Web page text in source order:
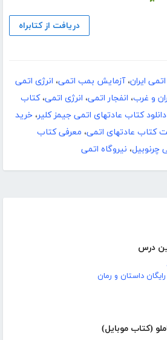
درس
داستان و رمان
(کتاب موبایل)
دریافت از کتابراه
ایران،آزمایش بمب اتمی، انرژی اتمی
و غرب، انفجار اتمی، انرژی اتمی،کتاب
دانلود کتاب عادتهای اتمی جیمز کلیر، خرید
کتاب عادتهای اتمی، معرفی کتاب
چرنوبیل، نیروگاه اتمی